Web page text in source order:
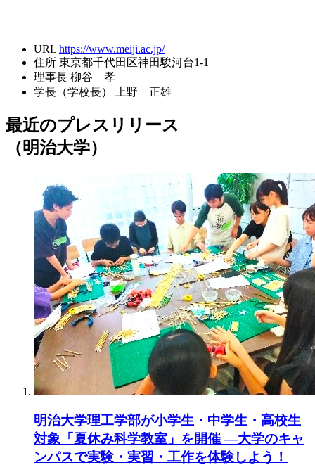
URL https://www.meiji.ac.jp/
住所 東京都千代田区神田駿河台1-1
理事長 柳谷 孝
学長（学校長）
上野 正雄
最近のプレスリリース
（明治大学）
明治大学理工学部が小学生・中学生・高校生
対象「夏休み科学教室」を開催 ―大学のキャ
ンパスで実験・実習・工作を体験しよう！